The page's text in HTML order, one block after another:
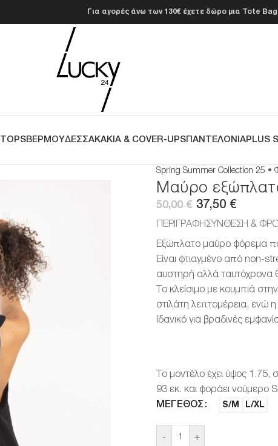
Για αγορές άνω των 130€ έχετε δώρο μια Tote Bag
TOPSΒΕΡΜΟΎΔΕΣΣΑΚΆΚΙΑ & COVER-UPS ΠΑΝΤΕΛΌΝΙΑPLUS
Spring Summer Collection 25 •
Μαύρο
50,00€ 37,50 €
ΠΕΡΙΓΡΑΦΗ ΣΎΝΘΕΣΗ &
Εξώπλατο μαύρο φόρεμα
Είναι φτιαγμένο από non-
αυστηρή αλλά ταυτόχρονα
Το κλείσιμο με κουμπιά
στιλάτη λεπτομέρεια, ενώ
Ιδανικό για βραδινές
Το μοντέλο έχει ύψος
93 εκ. και φοράει νούμερο
ΜΈΓΕΘΟΣ
S/M L/XL
- +